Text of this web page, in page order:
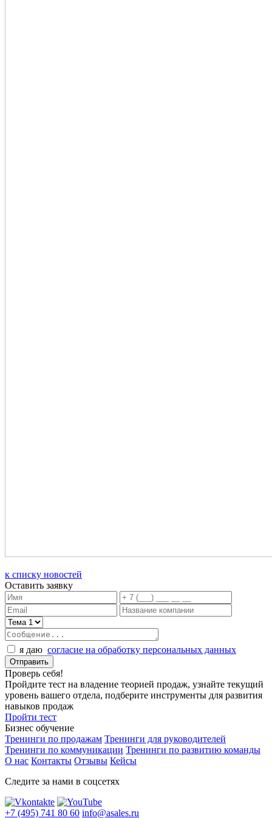
к списку новостей
Оставить заявку
я даю согласие на обработку персональных данных
Проверь себя!
Пройдите тест на владение теорией продаж, узнайте текущий
уровень вашего отдела, подберите инструменты для развития
навыков продаж
Пройти тест
Бизнес обучение
Тренинги по продажам Тренинги для руководителей
Тренинги по коммуникации Тренинги по развитию команды
О нас Контакты Отзывы Кейсы
Следите за нами в соцсетях
+7 (495) 741 80 60 info@asales.ru